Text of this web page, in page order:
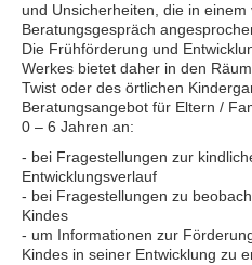
und Unsicherheiten, die in einem
Beratungsgespräch
Die Frühförderung und
Werkes bietet daher in den
Twist oder des örtlichen
Beratungsangebot für Eltern /
0 – 6 Jahren an:
- bei Fragestellungen zur
Entwicklungsverlauf
- bei Fragestellungen zu
Kindes
- um Informationen zur
Kindes in seiner Entwicklung zu